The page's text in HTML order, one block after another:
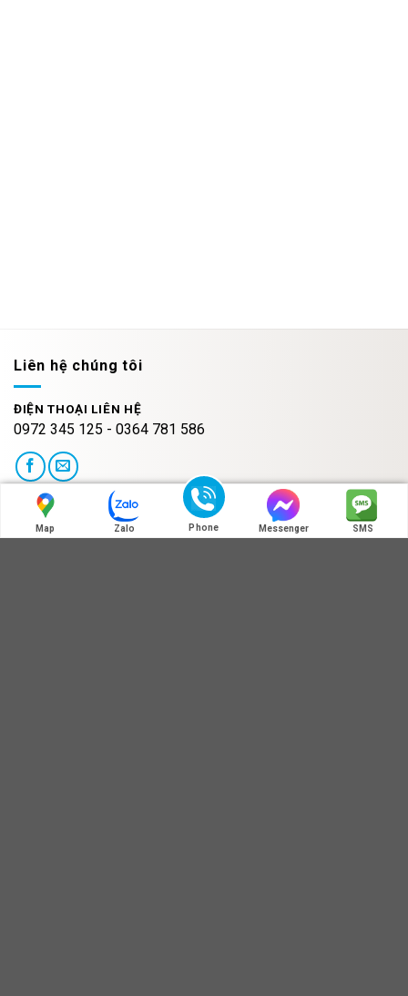
Map Zalo Phone Messenger SMS
Liên hệ chúng tôi
ĐIỆN THOẠI LIÊN HỆ
0972 345 125 - 0364 781 586
HOT LINE:MÃ QR ZALO